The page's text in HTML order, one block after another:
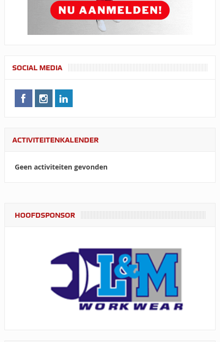
SOCIAL MEDIA
ACTIVITEITENKALENDER
Geen activiteiten gevonden
HOOFDSPONSOR